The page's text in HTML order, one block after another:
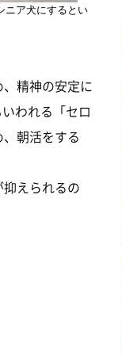
ニア犬にするとい
精神の安定に
われる「セロ
朝活をする
えられるの